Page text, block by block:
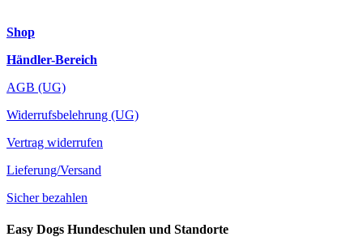
Shop
Händler-Bereich
AGB (UG)
Widerrufsbelehrung (UG)
Vertrag widerrufen
Lieferung/Versand
Sicher bezahlen
Easy Dogs Hundeschulen und Standorte